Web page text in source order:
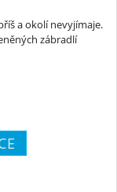
a okolí nevyjímaje.
zábradlí